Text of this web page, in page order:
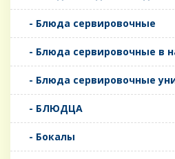
- Блюда сервировочные
- Блюда сервировочные в
- Блюда сервировочные
- БЛЮДЦА
- Бокалы